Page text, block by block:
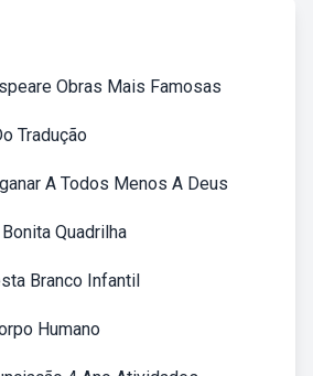
Obras Mais Famosas
Tradução
A Todos Menos A Deus
Quadrilha
Branco Infantil
Humano